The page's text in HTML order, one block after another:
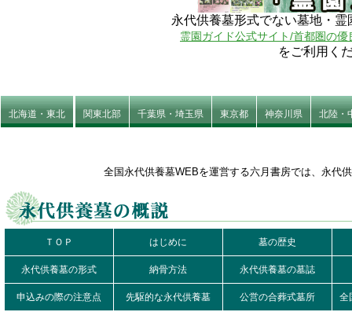
永代供養墓形式でない墓地・
霊園ガイド公式サイト/首都圏の
をご利用く
北海道・東北 関東北部 千葉県・埼玉県 東京都 神奈川県 北陸・
全国永代供養墓WEBを運営する六月書房では、永代
ＴＯＰ はじめに 墓の歴史
永代供養墓の形式 納骨方法 永代供養墓の墓誌
申込みの際の注意点 先駆的な永代供養墓 公営の合葬式墓所 全